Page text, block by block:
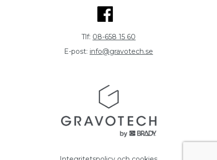
Tlf: 08-658 15 60
E-post: info@gravotech.se